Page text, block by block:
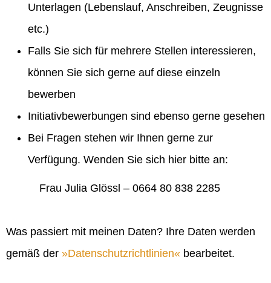
Unterlagen (Lebenslauf, Anschreiben, Zeugnisse
etc.)
Falls Sie sich für mehrere Stellen interessieren,
können Sie sich gerne auf diese einzeln
bewerben
Initiativbewerbungen sind ebenso gerne gesehen
Bei Fragen stehen wir Ihnen gerne zur
Verfügung. Wenden Sie sich hier bitte an:
Frau Julia Glössl – 0664 80 838 2285
Was passiert mit meinen Daten? Ihre Daten werden
gemäß der
Datenschutzrichtlinien bearbeitet.